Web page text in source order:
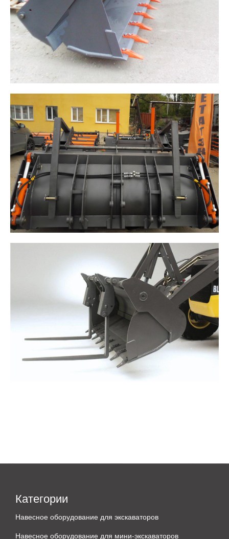
Категории
Навесное оборудование для экскаваторов
Навесное оборудование для мини-экскаваторов